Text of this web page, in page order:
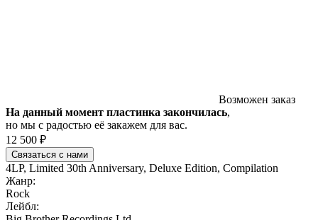
Возможен заказ
На данный момент пластинка закончилась,
но мы с радостью её закажем для вас.
12 500 ₽
Связаться с нами
4LP, Limited 30th Anniversary, Deluxe Edition, Compilation
Жанр:
Rock
Лейбл: